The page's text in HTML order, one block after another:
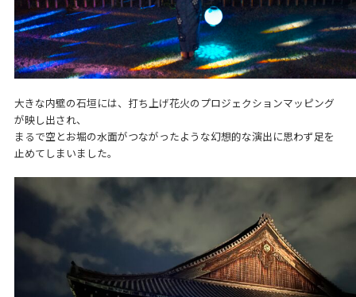
大きな内壁の石垣には、打ち上げ花火のプロジェクションマッピング
が映し出され、
まるで空とお堀の水面がつながったような幻想的な演出に思わず足を
止めてしまいました。